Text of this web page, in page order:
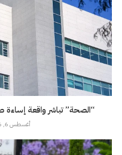
“الصحة” تباشر واقعة
أغسطس 6, 2026